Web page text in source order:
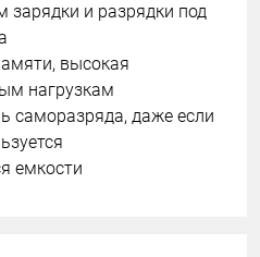
зарядки и разрядки под
высокая
нагрузкам
саморазряда, даже если
емкости